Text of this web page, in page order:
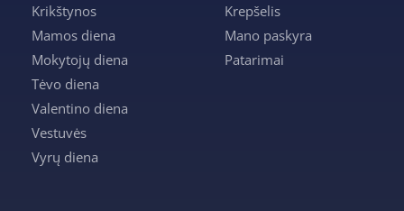
Krikštynos
Mamos diena
Mokytojų diena
Tėvo diena
Valentino diena
Vestuvės
Vyrų diena
Krepšelis
Mano paskyra
Patarimai